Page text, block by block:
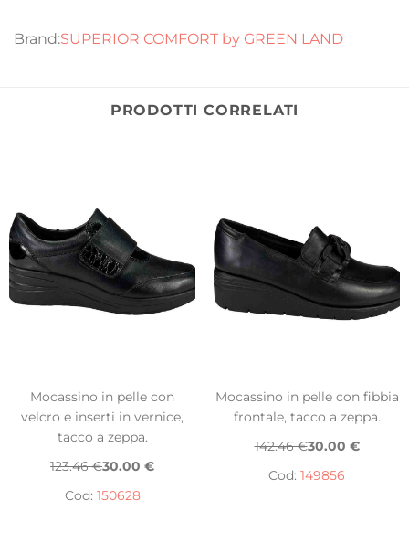
SUPERIOR COMFORT by GREEN LAND
PRODOTTI CORRELATI
Mocassino in pelle con
velcro e inserti in vernice,
tacco a zeppa.
123.46 €30.00 €
Cod: 150628
Mocassino in pelle con fibbia
frontale, tacco a zeppa.
142.46 €30.00 €
Cod: 149856